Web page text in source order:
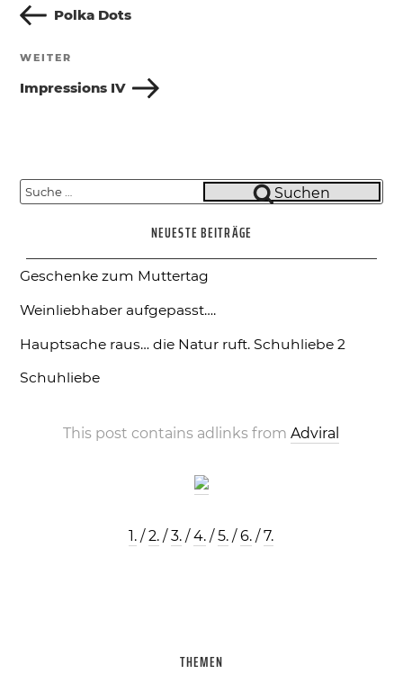
BeitragPolka Dots
Nächster
Beitrag
WEITER
Impressions IV
Suche
Suchen
NEUESTE BEITRÄGE
Geschenke zum Muttertag
Weinliebhaber aufgepasst….
Hauptsache raus… die Natur ruft. Schuhliebe 2
Schuhliebe
This post contains adlinks fromAdviral
1. /2. /3. /4. /5. /6. /7.
THEMEN